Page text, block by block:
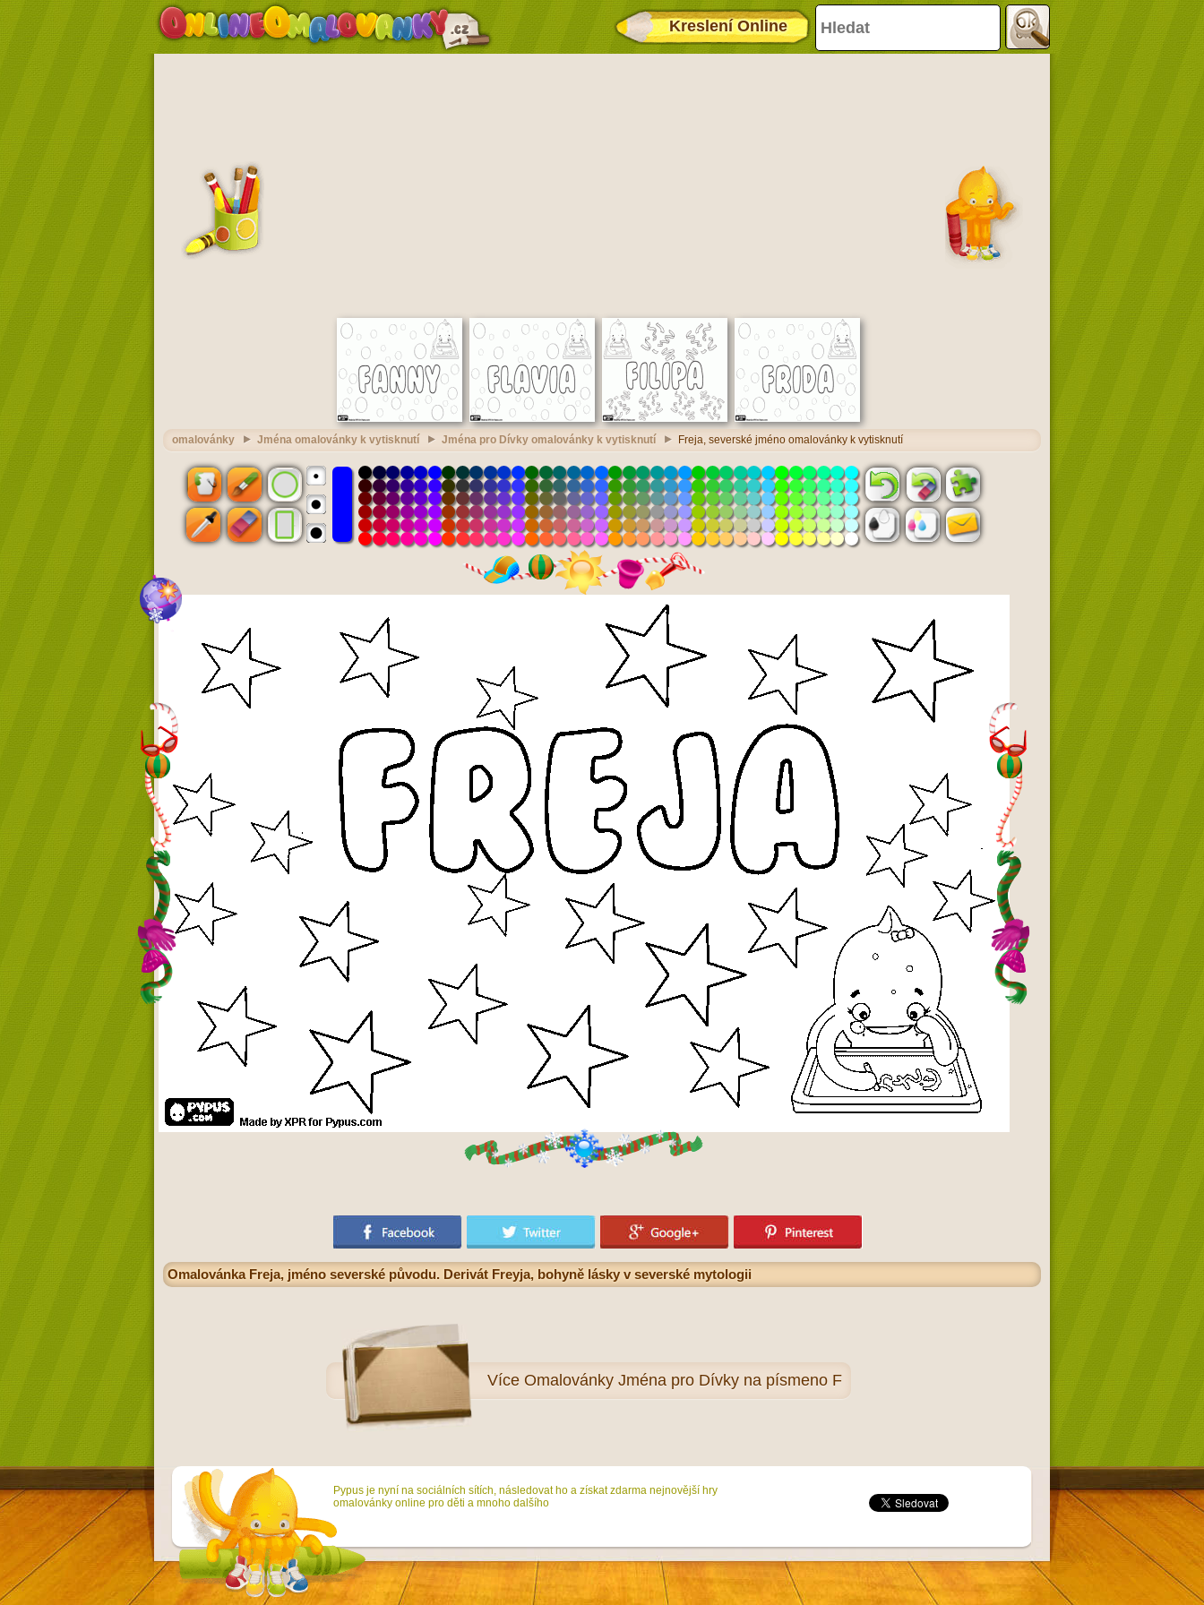
Kreslení Online
omalovánky Jména omalovánky k vytisknutí Jména pro Dívky omalovánky k vytisknutí Freja, severské jméno omalovánky k vytisknutí
Omalovánka Freja, jméno severské původu. Derivát Freyja, bohyně lásky v severské mytologii
Více Omalovánky Jména pro Dívky na písmeno F
Pypus je nyní na sociálních sítích, následovat ho a získat zdarma nejnovější hry
omalovánky online pro děti a mnoho dalšího